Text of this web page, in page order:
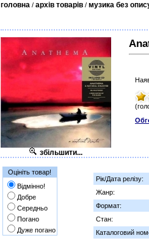
головна / архів товарів / музика без
збільшити...
Оцініть товар!
Відмінно!
Добре
Середньо
Погано
Дуже погано
Рік/Дата релізу:
Жанр:
Формат:
Стан:
Каталоговий